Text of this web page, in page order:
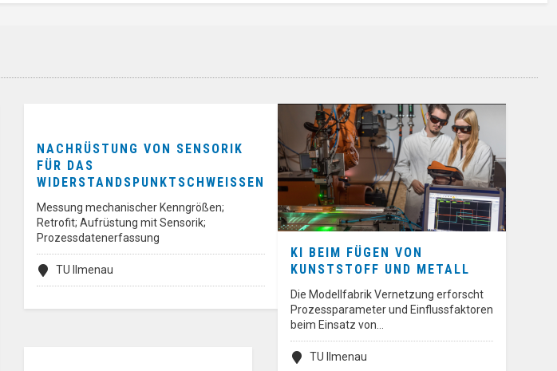
NACHRÜSTUNG VON SENSORIK
FÜR DAS
WIDERSTANDSPUNKTSCHWEISSEN
Messung mechanischer Kenngrößen;
Retrofit; Aufrüstung mit Sensorik;
Prozessdatenerfassung
TU Ilmenau
KI BEIM FÜGEN VON
KUNSTSTOFF UND METALL
Die Modellfabrik Vernetzung erforscht
Prozessparameter und Einflussfaktoren
beim Einsatz von…
TU Ilmenau